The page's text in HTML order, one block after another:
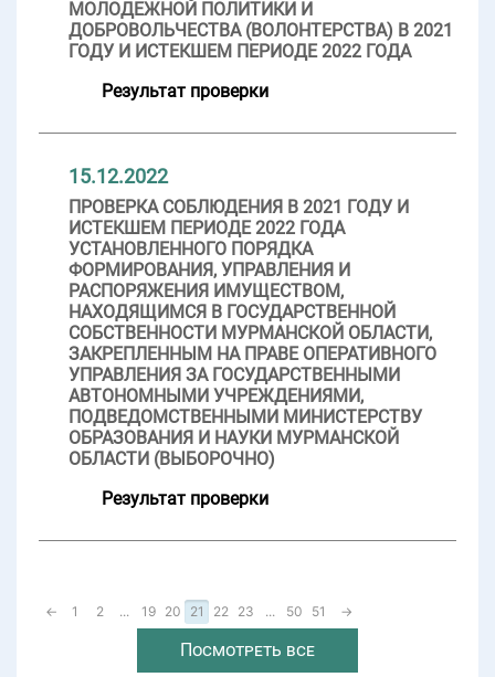
МОЛОДЕЖНОЙ ПОЛИТИКИ И
ДОБРОВОЛЬЧЕСТВА (ВОЛОНТЕРСТВА) В 2021
ГОДУ И ИСТЕКШЕМ ПЕРИОДЕ 2022 ГОДА
Результат проверки
15.12.2022
ПРОВЕРКА СОБЛЮДЕНИЯ В 2021 ГОДУ И
ИСТЕКШЕМ ПЕРИОДЕ 2022 ГОДА
УСТАНОВЛЕННОГО ПОРЯДКА
ФОРМИРОВАНИЯ, УПРАВЛЕНИЯ И
РАСПОРЯЖЕНИЯ ИМУЩЕСТВОМ,
НАХОДЯЩИМСЯ В ГОСУДАРСТВЕННОЙ
СОБСТВЕННОСТИ МУРМАНСКОЙ ОБЛАСТИ,
ЗАКРЕПЛЕННЫМ НА ПРАВЕ ОПЕРАТИВНОГО
УПРАВЛЕНИЯ ЗА ГОСУДАРСТВЕННЫМИ
АВТОНОМНЫМИ УЧРЕЖДЕНИЯМИ,
ПОДВЕДОМСТВЕННЫМИ МИНИСТЕРСТВУ
ОБРАЗОВАНИЯ И НАУКИ МУРМАНСКОЙ
ОБЛАСТИ (ВЫБОРОЧНО)
Результат проверки
← 1 2 ... 19 20 21 22 23 ... 50 51 →
Посмотреть все